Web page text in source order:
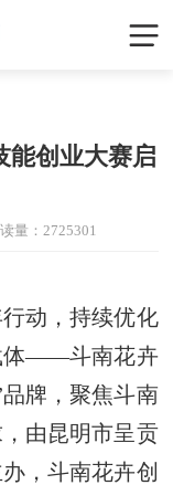
能创业大赛启
量：2725301
动，持续优化
体——斗南花卉
牌，聚焦斗南
由昆明市呈贡
，斗南花卉创